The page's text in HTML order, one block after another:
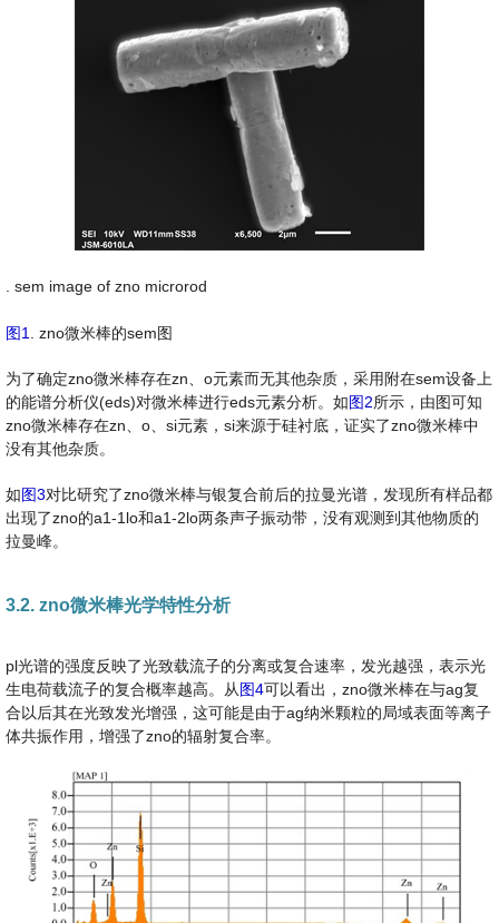
. sem image of zno microrod
图1 . zno微米棒的sem图
为了确定zno微米棒存在zn、o元素而无其他杂质，采用附在sem设备上
的能谱分析仪(eds)对微米棒进行eds元素分析。如图2所示，由图可知
zno微米棒存在zn、o、si元素，si来源于硅衬底，证实了zno微米棒中
没有其他杂质。
如图3对比研究了zno微米棒与银复合前后的拉曼光谱，发现所有样品都
出现了zno的a1-1lo和a1-2lo两条声子振动带，没有观测到其他物质的
拉曼峰。
3.2. zno微米棒光学特性分析
pl光谱的强度反映了光致载流子的分离或复合速率，发光越强，表示光
生电荷载流子的复合概率越高。从图4可以看出，zno微米棒在与ag复
合以后其在光致发光增强，这可能是由于ag纳米颗粒的局域表面等离子
体共振作用，增强了zno的辐射复合率。